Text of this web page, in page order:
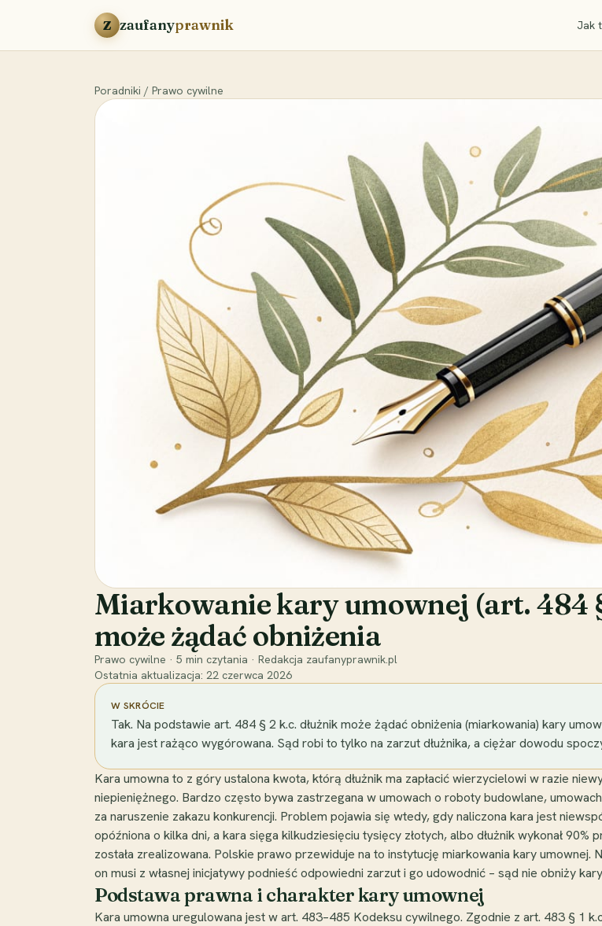
Przejdź do treści
Z zaufanyprawnik Jak
Poradniki / Prawo cywilne
Miarkowanie kary umownej (art. 484
może żądać obniżenia
Prawo cywilne · 5 min czytania · Redakcja zaufanyprawnik.pl
Ostatnia aktualizacja: 22 czerwca 2026
W SKRÓCIE
Tak. Na podstawie art. 484 § 2 k.c. dłużnik może żądać obniżenia (miarkowania) kary
kara jest rażąco wygórowana. Sąd robi to tylko na zarzut dłużnika, a ciężar dowodu
Kara umowna to z góry ustalona kwota, którą dłużnik ma zapłacić wierzycielowi w razie
niepieniężnego. Bardzo często bywa zastrzegana w umowach o roboty budowlane,
za naruszenie zakazu konkurencji. Problem pojawia się wtedy, gdy naliczona kara jest
opóźniona o kilka dni, a kara sięga kilkudziesięciu tysięcy złotych, albo dłużnik wykonał
została zrealizowana. Polskie prawo przewiduje na to instytucję miarkowania kary umownej.
on musi z własnej inicjatywy podnieść odpowiedni zarzut i go udowodnić – sąd nie obniży
Podstawa prawna i charakter kary umownej
Kara umowna uregulowana jest w art. 483–485 Kodeksu cywilnego. Zgodnie z art. 483 § 1